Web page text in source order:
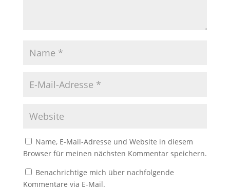
Name, E-Mail-Adresse und Website in diesem
Browser für meinen nächsten Kommentar speichern.
Benachrichtige mich über nachfolgende
Kommentare via E-Mail.